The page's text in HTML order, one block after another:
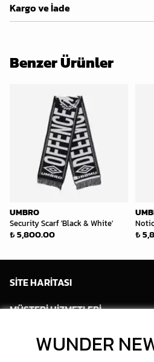
Kargo ve İade
Benzer Ürünler
UMBRO
Security Scarf 'Black & White'
₺ 5,800.00 ₺
SİTE HARİTASI
MÜŞTERİ HİZMETLERİ
HESABIMWUNDER